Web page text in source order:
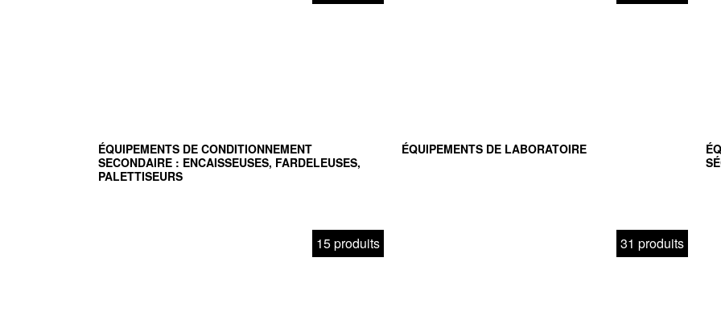
ÉQUIPEMENTS DE CONDITIONNEMENT
SECONDAIRE : ENCAISSEUSES, FARDELEUSES,
PALETTISEURS
ÉQUIPEMENTS DE LABORATOIRE
15 produits 31 produits